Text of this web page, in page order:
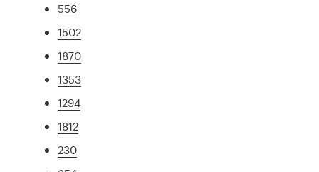
556
1502
1870
1353
1294
1812
230